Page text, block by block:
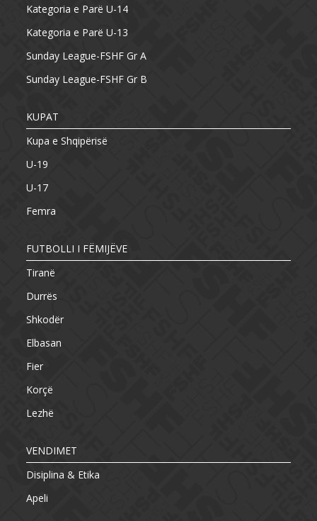
Kategoria e Parë U-14
Kategoria e Parë U-13
Sunday League-FSHF Gr A
Sunday League-FSHF Gr B
KUPAT
Kupa e Shqipërisë
U-19
U-17
Femra
FUTBOLLI I FËMIJËVE
Tiranë
Durrës
Shkodër
Elbasan
Fier
Korçë
Lezhë
VENDIMET
Disiplina & Etika
Apeli